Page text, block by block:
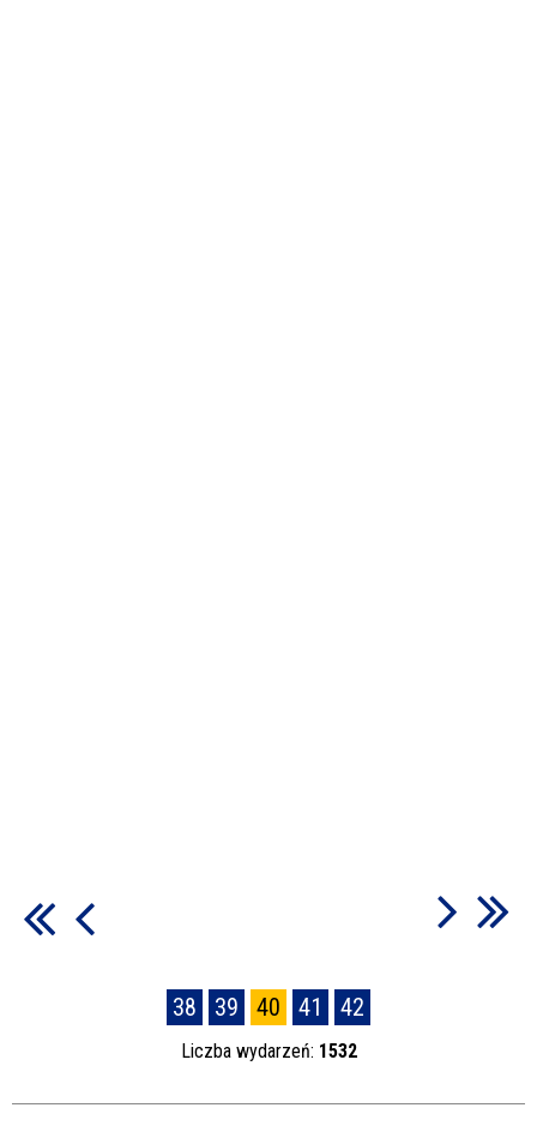
38 39 40 41 42
Liczba wydarzeń: 1532